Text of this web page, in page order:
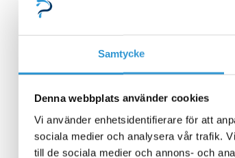
Samtycke
Denna webbplats använder cookies
Vi använder enhetsidentifierare för att
sociala medier och analysera vår trafik.
till de sociala medier och annons- och